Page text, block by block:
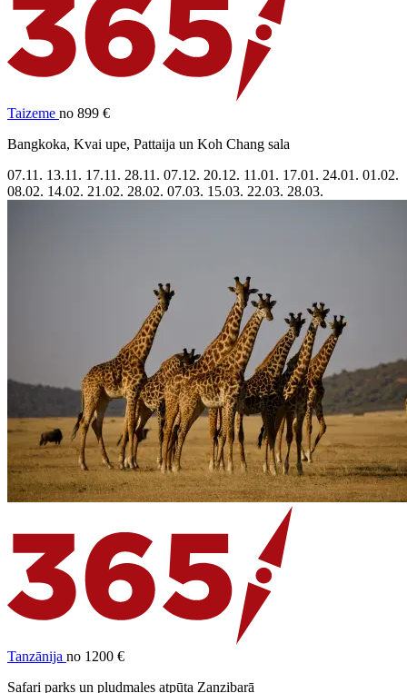
Taizeme no 899 €
Bangkoka, Kvai upe, Pattaija un Koh Chang sala
07.11. 13.11. 17.11. 28.11. 07.12. 20.12. 11.01. 17.01. 24.01. 01.02.
08.02. 14.02. 21.02. 28.02. 07.03. 15.03. 22.03. 28.03.
Tanzānija no 1200 €
Safari parks un pludmales atpūta Zanzibarā